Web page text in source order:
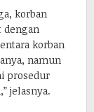
korban
dengan
korban
namun
prosedur
jelasnya.